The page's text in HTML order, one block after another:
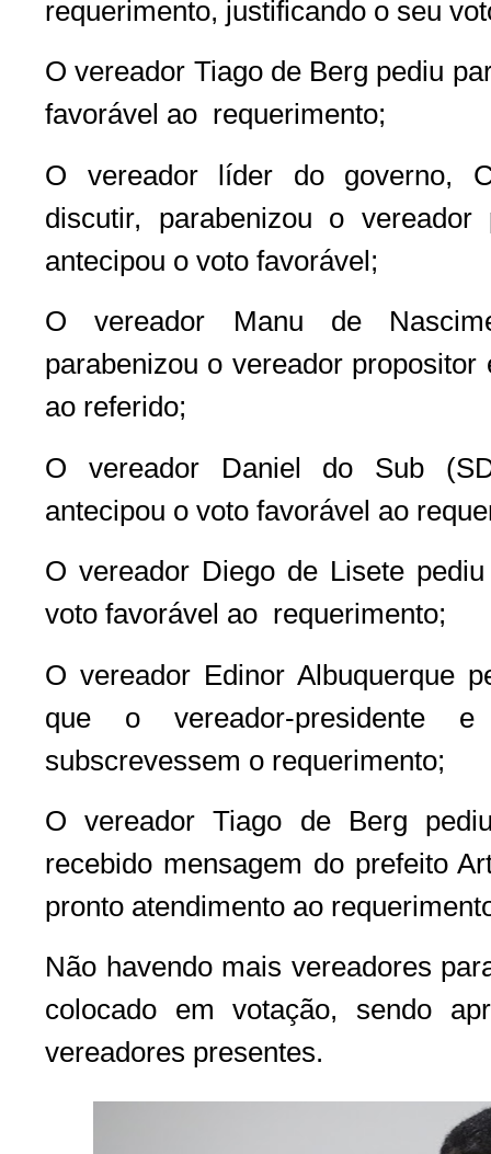
requerimento, justificando o seu
O vereador Tiago de Berg pediu
favorável ao requerimento;
O vereador líder do governo,
discutir, parabenizou o
antecipou o voto favorável;
O vereador Manu de
parabenizou o vereador
ao referido;
O vereador Daniel do Sub
antecipou o voto favorável ao
O vereador Diego de Lisete
voto favorável ao requerimento;
O vereador Edinor Albuquerque
que o vereador-presidente
subscrevessem o requerimento;
O vereador Tiago de Berg
recebido mensagem do prefeito
pronto atendimento ao
Não havendo mais vereadores
colocado em votação, sendo
vereadores presentes.